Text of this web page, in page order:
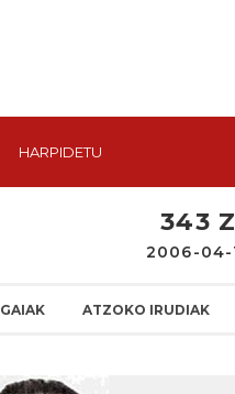
HARPIDETU
343
2006-04-
GAIAK ATZOKO IRUDIAK